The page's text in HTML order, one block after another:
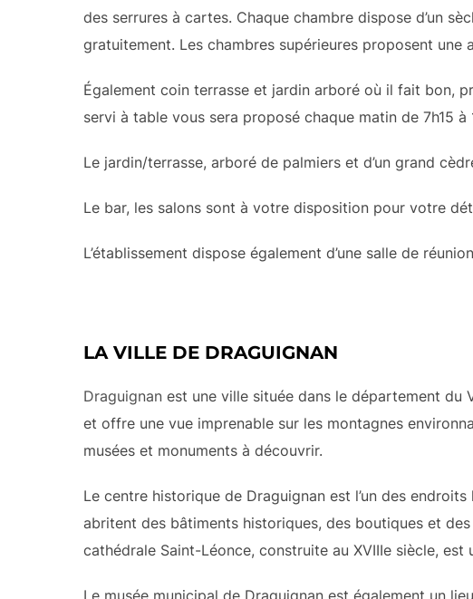
des serrures à cartes. Chaque chambre dispose d’un
gratuitement. Les chambres supérieures proposent une
Également coin terrasse et jardin arboré où il fait bon,
servi à table vous sera proposé chaque matin de 7h15 à
Le jardin/terrasse, arboré de palmiers et d’un grand
Le bar, les salons sont à votre disposition pour votre
L’établissement dispose également d’une salle de
LA VILLE DE DRAGUIGNAN
Draguignan est une ville située dans le département du
et offre une vue imprenable sur les montagnes
musées et monuments à découvrir.
Le centre historique de Draguignan est l’un des
abritent des bâtiments historiques, des boutiques et
cathédrale Saint-Léonce, construite au XVIIIe siècle,